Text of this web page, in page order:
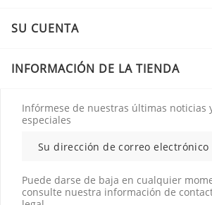
SU CUENTA
INFORMACIÓN DE LA TIENDA
Infórmese de nuestras últimas noticias
especiales
Puede darse de baja en cualquier
consulte nuestra información de